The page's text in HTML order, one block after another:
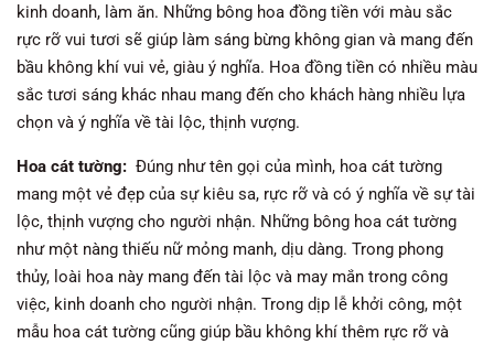
kinh doanh, làm ăn. Những bông hoa đồng tiền với màu sắc
rực rỡ vui tươi sẽ giúp làm sáng bừng không gian và mang đến
bầu không khí vui vẻ, giàu ý nghĩa. Hoa đồng tiền có nhiều màu
sắc tươi sáng khác nhau mang đến cho khách hàng nhiều lựa
chọn và ý nghĩa về tài lộc, thịnh vượng.
Hoa cát tường: Đúng như tên gọi của mình, hoa cát tường
mang một vẻ đẹp của sự kiêu sa, rực rỡ và có ý nghĩa về sự tài
lộc, thịnh vượng cho người nhận. Những bông hoa cát tường
như một nàng thiếu nữ mỏng manh, dịu dàng. Trong phong
thủy, loài hoa này mang đến tài lộc và may mắn trong công
việc, kinh doanh cho người nhận. Trong dịp lễ khởi công, một
mẫu hoa cát tường cũng giúp bầu không khí thêm rực rỡ và